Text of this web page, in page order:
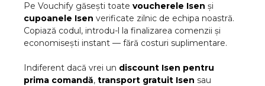
Pe Vouchify găsești toate voucherele Isen și
cupoanele Isen verificate zilnic de echipa noastră.
Copiază codul, introdu-l la finalizarea comenzii și
economisești instant — fără costuri suplimentare.
Indiferent dacă vrei un discount Isen pentru
prima comandă, transport gratuit Isen sau